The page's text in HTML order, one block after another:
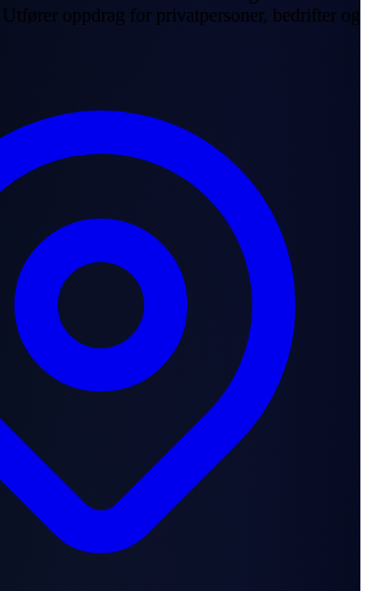
oppdrag for privatpersoner, bedrifter og